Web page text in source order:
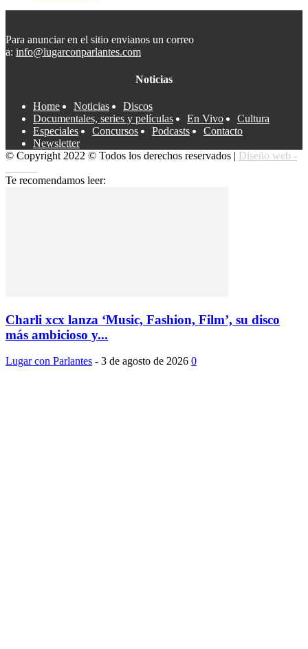
Para anunciar en el sitio envianos un correo
a: info@lugarconparlantes.com
Noticias
Home Noticias
Discos
Documentales, series y películas
En Vivo
Cultura
Especiales
Concursos Podcasts
Contacto
Newsletter
© Copyright 2022 © Todos los derechos reservados | Diseño web -
Te recomendamos leer:
Charli xcx lanza ‘Music, Fashion, Film’, su disco
más ambicioso y...
Lugar con Parlantes - 3 de agosto de 2026 0